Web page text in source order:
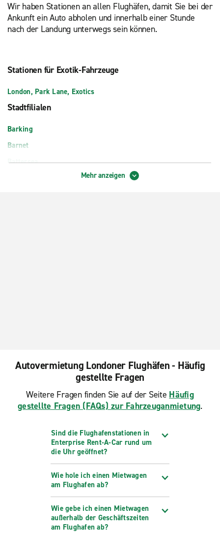
Wir haben Stationen an allen Flughäfen, damit Sie bei der
Ankunft ein Auto abholen und innerhalb einer Stunde
nach der Landung unterwegs sein können.
Stationen für Exotik-Fahrzeuge
London, Park Lane, Exotics
Stadtfilialen
Barking
Barnet
Battersea
Kingston upon Thames
London Marylebone
London Waterloo
London Waterloo Bahnhof
London, Bahnhof St. Pancras
London, Brentford
London, Hammersmith
Mehr anzeigen
Autovermietung Londoner Flughäfen - Häufig
gestellte Fragen
Weitere Fragen finden Sie auf der Seite Häufig
gestellte Fragen (FAQs) zur Fahrzeuganmietung.
Sind die Flughafenstationen in
Enterprise Rent-A-Car rund um
die Uhr geöffnet?
Wie hole ich einen Mietwagen
am Flughafen ab?
Wie gebe ich einen Mietwagen
außerhalb der Geschäftszeiten
am Flughafen ab?